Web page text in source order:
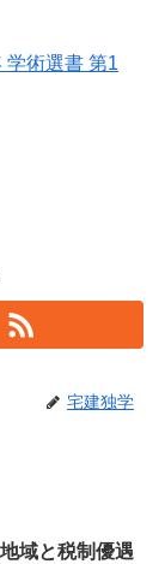
学術選書 第1
宅建独学
域と税制優遇